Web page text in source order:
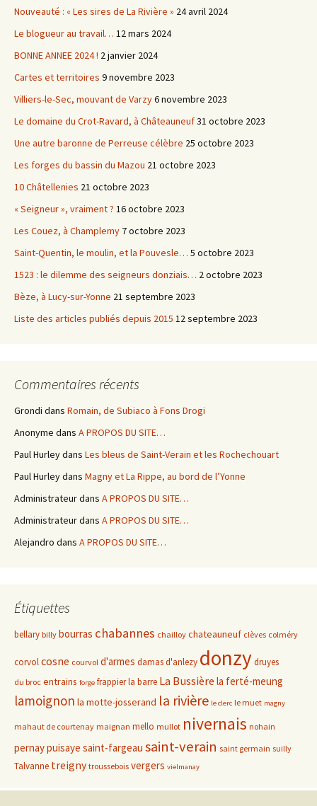
Nouveauté : « Les sires de La Rivière » 24 avril 2024
Le blogueur au travail… 12 mars 2024
BONNE ANNEE 2024 ! 2 janvier 2024
Cartes et territoires 9 novembre 2023
Villiers-le-Sec, mouvant de Varzy6 novembre 2023
Le domaine du Crot-Ravard, à Châteauneuf31 octobre 2023
Une autre baronne de Perreuse célèbre 25 octobre 2023
Les forges du bassin du Mazou 21 octobre 2023
10 Châtellenies 21 octobre 2023
« Seigneur », vraiment ? 16 octobre 2023
Les Couez, à Champlemy 7 octobre 2023
Saint-Quentin, le moulin, et la Pouvesle… 5 octobre 2023
1523 : le dilemme des seigneurs donziais… 2 octobre 2023
Bèze, à Lucy-sur-Yonne 21 septembre 2023
Liste des articles publiés depuis 2015 12 septembre 2023
Commentaires récents
Grondi dans Romain, de Subiaco à Fons Drogi
Anonyme dans A PROPOS DU SITE…
Paul Hurleydans Les bleus de Saint-Verain et les Rochechouart
Paul Hurleydans Magny et La Rippe, au bord de l’Yonne
Administrateurdans A PROPOS DU SITE…
Administrateurdans A PROPOS DU SITE…
Alejandro dans A PROPOS DU SITE…
Étiquettes
bellary billy bourras chabannes chailloy chateauneuf clèves colméry
corvolcosne courvol d'armes damas d'anlezy donzydruyes
du broc entrains forge frappierla barre La Bussière la ferté-meung
lamoignon la motte-josserand la rivière le clerc le muet magny
mahaut de courtenay maignan mello mullot nivernais nohain
pernaypuisaye saint-fargeau saint-verain saint germain suilly
Talvanne treigny troussebois vergers vielmanay